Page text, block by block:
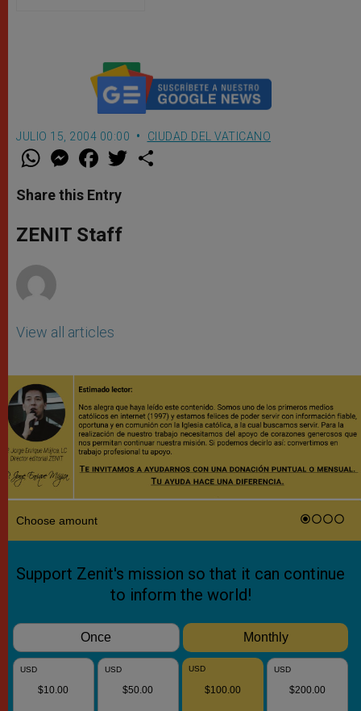
JULIO 15, 2004 00:00 CIUDAD DEL VATICANO
W
t
s
p
p
M
e
s
e
g
e
F
a
e
b
o
k
w
Share this Entry
ZENIT Staff
View all articles